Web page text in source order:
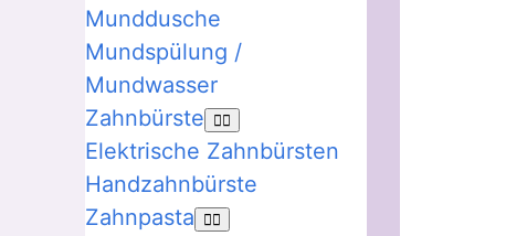
Munddusche
Mundspülung /
Mundwasser
Zahnbürste
Elektrische Zahnbürsten
Handzahnbürste
Zahnpasta